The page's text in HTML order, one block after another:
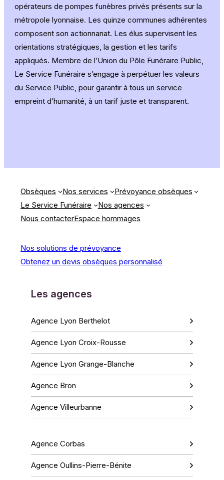
opérateurs de pompes funèbres privés présents sur la
métropole lyonnaise. Les quinze communes adhérentes
composent son actionnariat. Les élus supervisent les
orientations stratégiques, la gestion et les tarifs
appliqués. Membre de l’Union du Pôle Funéraire Public,
Le Service Funéraire s’engage à perpétuer les valeurs
du Service Public, pour garantir à tous un service
empreint d’humanité, à un tarif juste et transparent.
Obsèques Nos services
Prévoyance obsèques
Le Service Funéraire
Nos agences
Nous contacterEspace hommages
Nos solutions de prévoyance
Obtenez un devis obsèques personnalisé
Les agences
Agence Lyon Berthelot
Agence Lyon Croix-Rousse
Agence Lyon Grange-Blanche
Agence Bron
Agence Villeurbanne
Agence Corbas
Agence Oullins-Pierre-Bénite